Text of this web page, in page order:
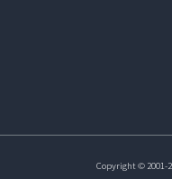
Copyright © 2001-